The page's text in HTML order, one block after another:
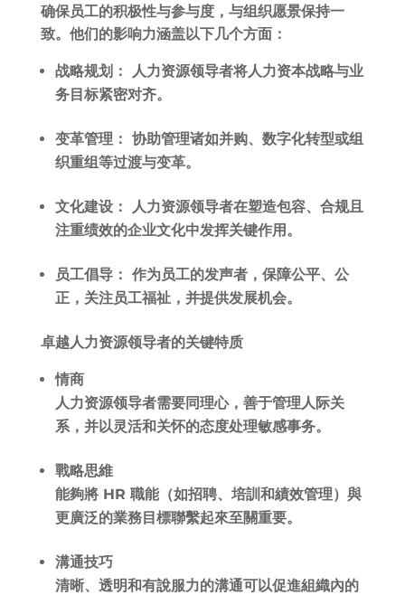
确保员工的积极性与参与度，与组织愿景保持一
致。他们的影响力涵盖以下几个方面：
战略规划： 人力资源领导者将人力资本战略与业
务目标紧密对齐。
变革管理： 协助管理诸如并购、数字化转型或组
织重组等过渡与变革。
文化建设： 人力资源领导者在塑造包容、合规且
注重绩效的企业文化中发挥关键作用。
员工倡导： 作为员工的发声者，保障公平、公
正，关注员工福祉，并提供发展机会。
卓越人力资源领导者的关键特质
情商
人力资源领导者需要同理心，善于管理人际关
系，并以灵活和关怀的态度处理敏感事务。
戰略思維
能夠將 HR 職能（如招聘、培訓和績效管理）與
更廣泛的業務目標聯繫起來至關重要。
溝通技巧
清晰、透明和有說服力的溝通可以促進組織內的